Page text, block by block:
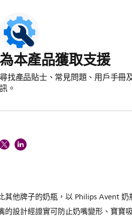
為本產品獲取支援
尋找產品貼士、常見問題、用戶手冊
訊。
其他牌子的奶瓶，以 Philips Avent
的設計經證實可防止奶嘴變形、寶寶